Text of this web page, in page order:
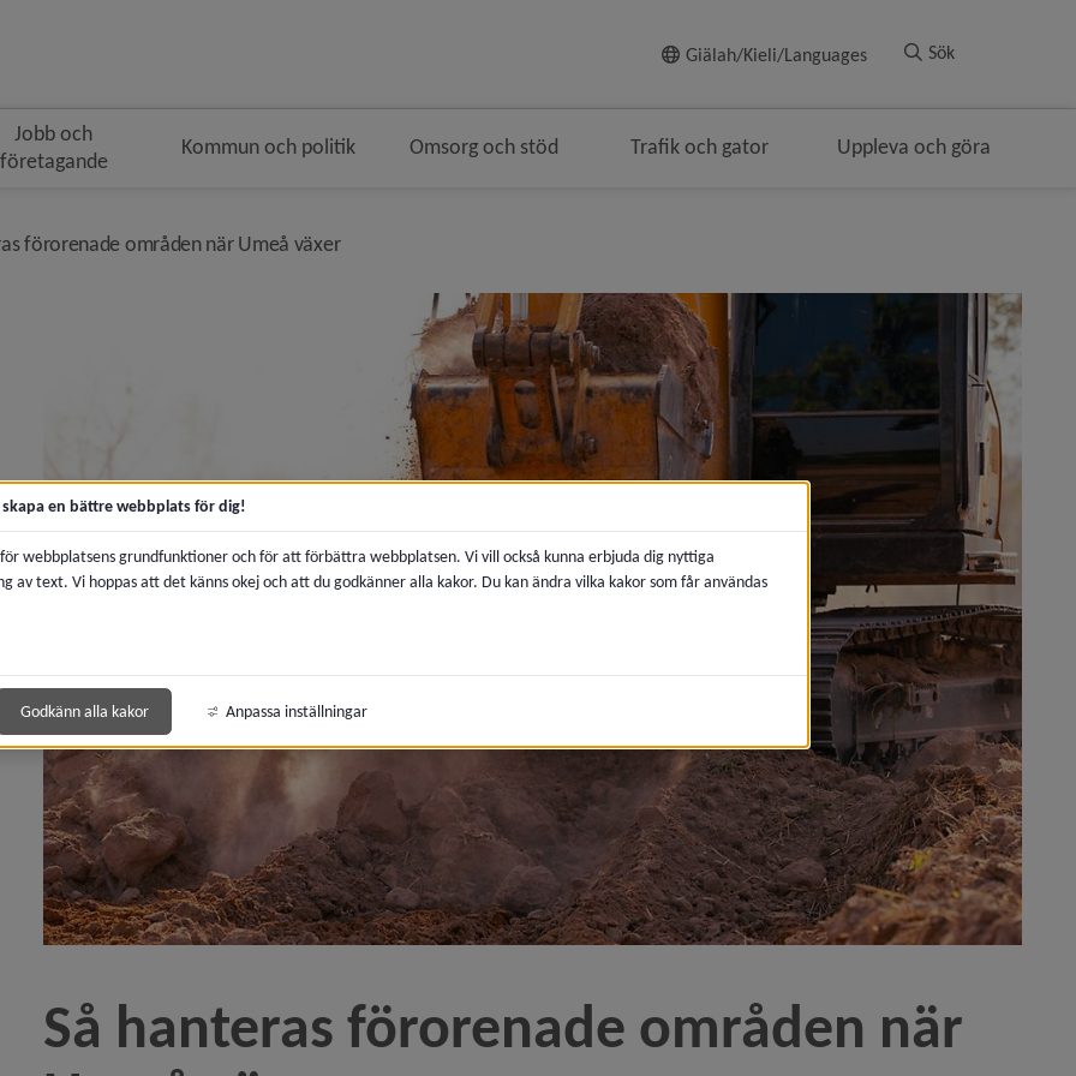
Giälah/Kieli/Languages Sök
Jobb och
företagande
Kommun och politik Omsorg och stöd Trafik och gator Uppleva och göra
förorenade områden när Umeå växernivå i brödsmulenavigeringen
2026 – från invasiv till alternativ)
har eget avlopp)
i bostaden, äldre vill flytta)
23 maj)
om förslaget till översikts­plan för Holmsund och Obbola)
Så blir Umeås klimat i framtiden)
för cirkulär fisk- och räkodling)
flyttar – öppnar för fortsatt stadsutveckling på Teg)
prisas för kompetensutveckling)
Så hanteras förorenade områden när
en bättre webbplats för dig!
för webbplatsens grundfunktioner och för att förbättra webbplatsen. Vi vill också kunna erbjuda dig nyttiga
av text. Vi hoppas att det känns okej och att du godkänner alla kakor. Du kan ändra vilka kakor som får användas
Godkänn alla kakor Anpassa inställningar